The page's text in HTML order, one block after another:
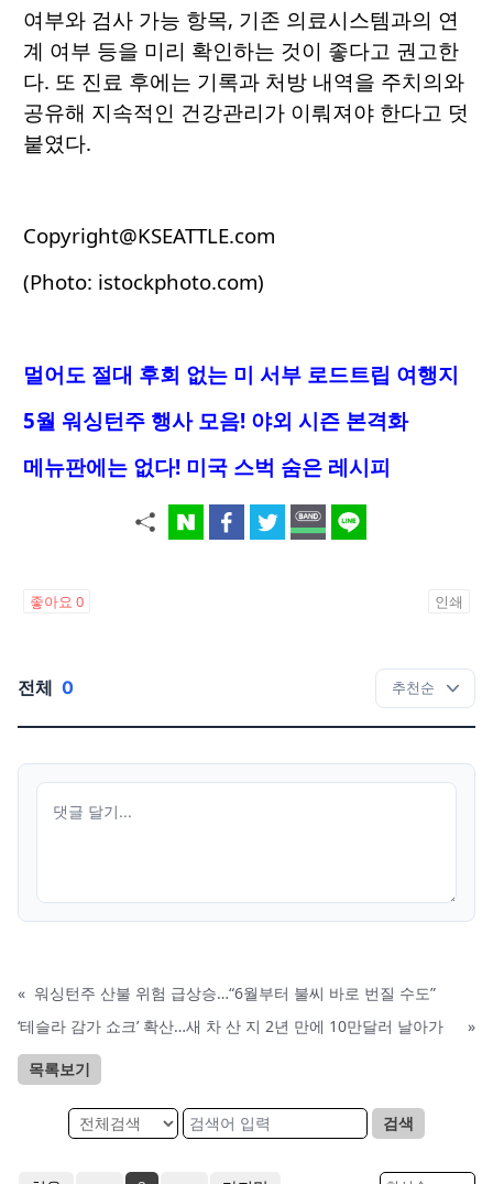
여부와 검사 가능 항목, 기존 의료시스템과의 연
계 여부 등을 미리 확인하는 것이 좋다고 권고한
다. 또 진료 후에는 기록과 처방 내역을 주치의와
공유해 지속적인 건강관리가 이뤄져야 한다고 덧
붙였다.
Copyright@KSEATTLE.com
(Photo: istockphoto.com)
멀어도 절대 후회 없는 미 서부 로드트립 여행지
5월 워싱턴주 행사 모음! 야외 시즌 본격화
메뉴판에는 없다! 미국 스벅 숨은 레시피
좋아요 0 인쇄
전체 0
« 워싱턴주 산불 위험 급상승…“6월부터 불씨 바로 번질 수도”
‘테슬라 감가 쇼크’ 확산…새 차 산 지 2년 만에 10만달러 날아가
»
목록보기
검색